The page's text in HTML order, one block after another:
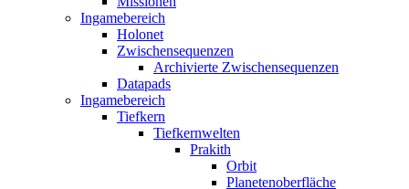
Ingamebereich
Holonet
Zwischensequenzen
Archivierte Zwischensequenzen
Datapads
Ingamebereich
Tiefkern
Tiefkernwelten
Prakith
Orbit
Planetenoberfläche